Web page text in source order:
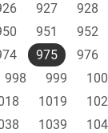
927 928
951 952
975 976
998 999
1019
1039